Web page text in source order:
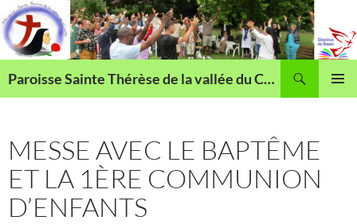
Aller
au
contenu
Paroisse Sainte Thérèse de la vallée du Cailly
MESSE AVEC LE BAPTÊME
ET LA 1ÈRE COMMUNION
D’ENFANTS